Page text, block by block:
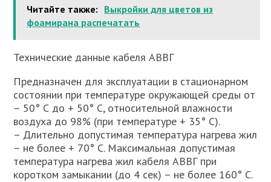
Читайте также: Выкройки для цветов из
фоамирана распечатать
Технические данные кабеля АВВГ
Предназначен для эксплуатации в стационарном
состоянии при температуре окружающей среды от
– 50° С до + 50° С, относительной влажности
воздуха до 98% (при температуре + 35° С).
– Длительно допустимая температура нагрева жил
– не более + 70° С. Максимальная допустимая
температура нагрева жил кабеля АВВГ при
коротком замыкании (до 4 сек) – не более 160° С.